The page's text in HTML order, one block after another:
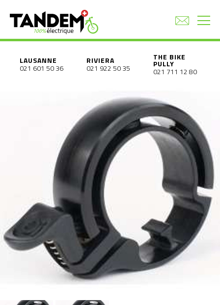
LAUSANNE
021 601 50 36
RIVIERA
021 922 50 35
THE BIKE
PULLY
021 711 12 80